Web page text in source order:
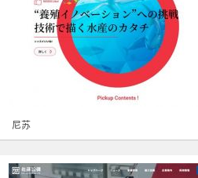
尼苏